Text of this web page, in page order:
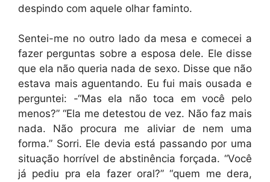
despindo com aquele olhar faminto.
Sentei-me no outro lado da mesa e comecei a
fazer perguntas sobre a esposa dele. Ele disse
que ela não queria nada de sexo. Disse que não
estava mais aguentando. Eu fui mais ousada e
perguntei: -“Mas ela não toca em você pelo
menos?” “Ela me detestou de vez. Não faz mais
nada. Não procura me aliviar de nem uma
forma.” Sorri. Ele devia está passando por uma
situação horrível de abstinência forçada. “Você
já pediu pra ela fazer oral?” “quem me dera,